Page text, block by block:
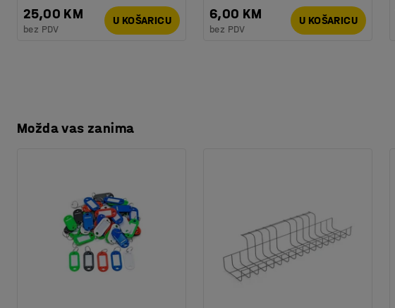
Montaža : Dolazi nesastavljeno
Testirano
EN 16121:2023
25,00 KM
bez PDV
U KOŠARICU 6,00 KM
bez PDV
U KOŠARICU
Možda vas zanima